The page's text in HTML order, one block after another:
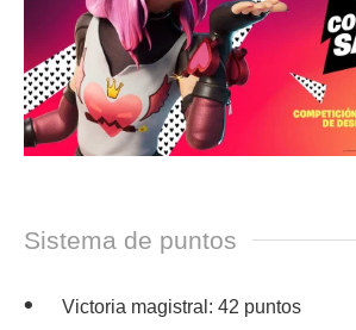
Sistema de puntos
Victoria magistral: 42 puntos